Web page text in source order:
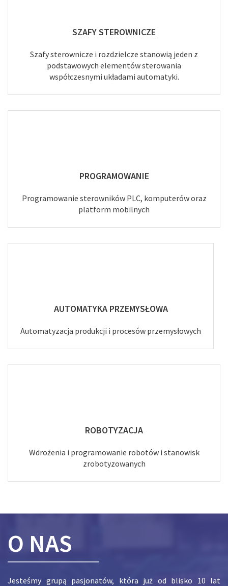
SZAFY STEROWNICZE
Szafy sterownicze i rozdzielcze stanowią jeden z
podstawowych elementów sterowania
współczesnymi układami automatyki.
PROGRAMOWANIE
Programowanie sterowników PLC, komputerów oraz
platform mobilnych
AUTOMATYKA PRZEMYSŁOWA
Automatyzacja produkcji i procesów przemysłowych
ROBOTYZACJA
Wdrożenia i programowanie robotów i stanowisk
zrobotyzowanych
O NAS
Jesteśmy grupą pasjonatów, która już od blisko 10 lat